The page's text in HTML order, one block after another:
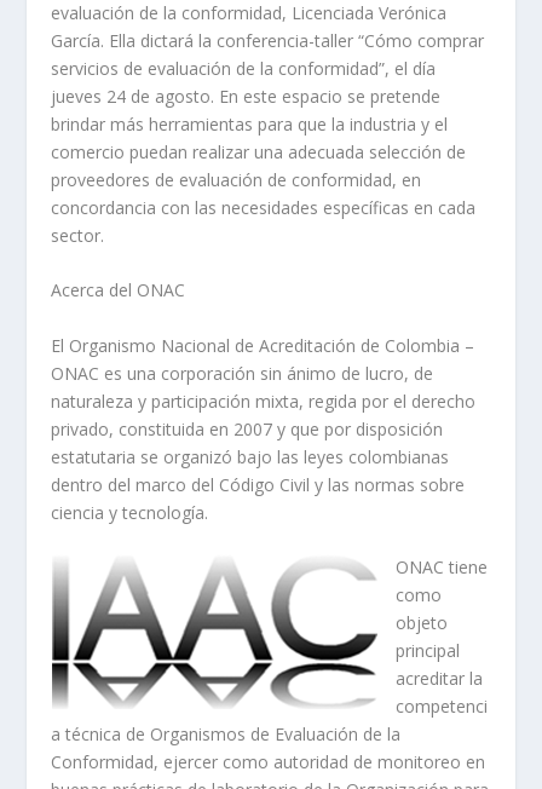
evaluación de la conformidad, Licenciada Verónica
García. Ella dictará la conferencia-taller “Cómo comprar
servicios de evaluación de la conformidad”, el día
jueves 24 de agosto. En este espacio se pretende
brindar más herramientas para que la industria y el
comercio puedan realizar una adecuada selección de
proveedores de evaluación de conformidad, en
concordancia con las necesidades específicas en cada
sector.
Acerca del ONAC
El Organismo Nacional de Acreditación de Colombia –
ONAC es una corporación sin ánimo de lucro, de
naturaleza y participación mixta, regida por el derecho
privado, constituida en 2007 y que por disposición
estatutaria se organizó bajo las leyes colombianas
dentro del marco del Código Civil y las normas sobre
ciencia y tecnología.
ONAC tiene
como
objeto
principal
acreditar la
competenci
a técnica de Organismos de Evaluación de la
Conformidad, ejercer como autoridad de monitoreo en